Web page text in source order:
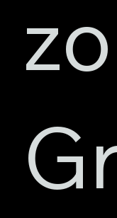
zo